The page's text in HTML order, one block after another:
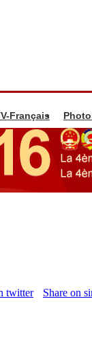
Français
twitter Share on